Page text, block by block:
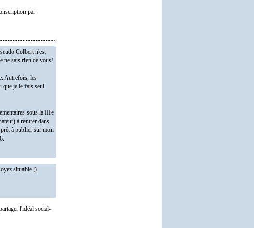
par
Colbert n'est
ne sais rien de vous!
Autrefois, les
que je le fais seul
sous la IIIe
à rentrer dans
à publier sur mon
situable ;)
l'idéal social-